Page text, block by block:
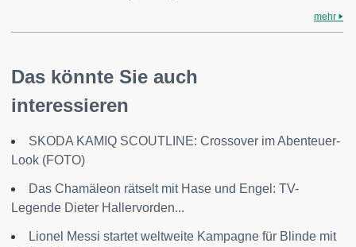
mehr
Das könnte Sie auch
interessieren
SKODA KAMIQ SCOUTLINE: Crossover im Abenteuer-
Look (FOTO)
Das Chamäleon rätselt mit Hase und Engel: TV-
Legende Dieter Hallervorden...
Lionel Messi startet weltweite Kampagne für Blinde mit